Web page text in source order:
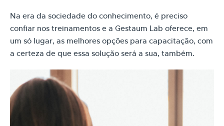
Na era da sociedade do conhecimento, é preciso
confiar nos treinamentos e a Gestaum Lab oferece, em
um só lugar, as melhores opções para capacitação, com
a certeza de que essa solução será a sua, também.